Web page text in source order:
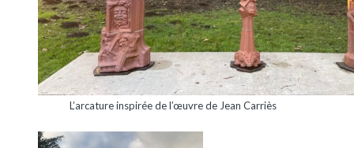
L’arcature inspirée de l’œuvre de Jean Carriès